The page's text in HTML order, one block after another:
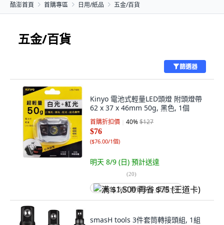
酷澎首頁 首購專區 日用/紙品 五金/百貨
五金/百貨
篩選器
Kinyo 電池式輕量LED頭燈 附頭燈帶
62 x 37 x 46mm 50g, 黑色, 1個
首購折扣價 40%$127
$76
($76.00/1個)
明天 8/9 (日) 預計送達
(20)
满 $1,500 再省 $75 (王道卡)
smasH tools 3件套筒轉接頭組, 1組